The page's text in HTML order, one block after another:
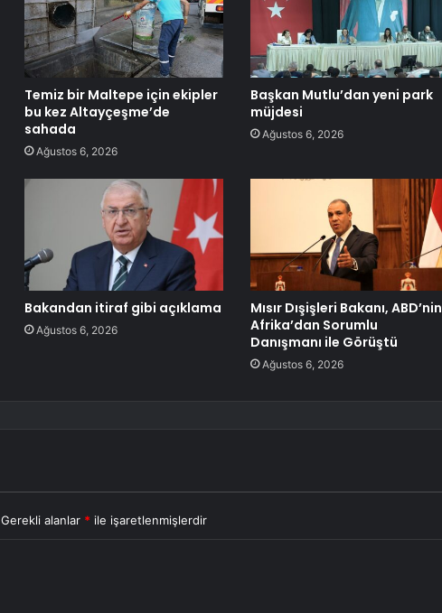
Temiz bir Maltepe için ekipler
bu kez Altayçeşme’de
sahada
Ağustos 6, 2026
Başkan Mutlu’dan yeni park
müjdesi
Ağustos 6, 2026
Bakandan itiraf gibi açıklama
Ağustos 6, 2026
Mısır Dışişleri Bakanı, ABD’nin
Afrika’dan Sorumlu
Danışmanı ile Görüştü
Ağustos 6, 2026
Gerekli alanlar * ile işaretlenmişlerdir